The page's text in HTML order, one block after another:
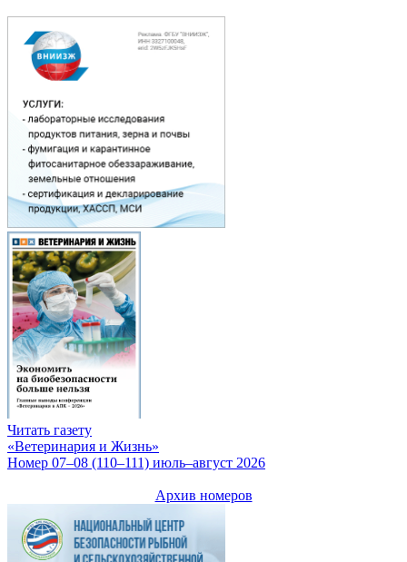
Читать газету
«Ветеринария и Жизнь»
Номер 07–08 (110–111) июль–август 2026
Архив номеров